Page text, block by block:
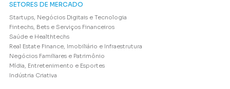
SETORES DE MERCADO
Startups, Negócios Digitais e Tecnologia
Fintechs, Bets e Serviços Financeiros
Saúde e Healthtechs
Real Estate Finance, Imobiliário e Infraestrutura
Negócios Familiares e Patrimônio
Mídia, Entretenimento e Esportes
Indústria Criativa